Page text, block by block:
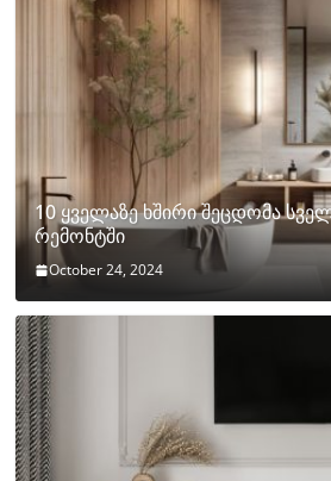
10 ყველაზე ხშირი შეცდომა
რემონტში
October 24, 2024